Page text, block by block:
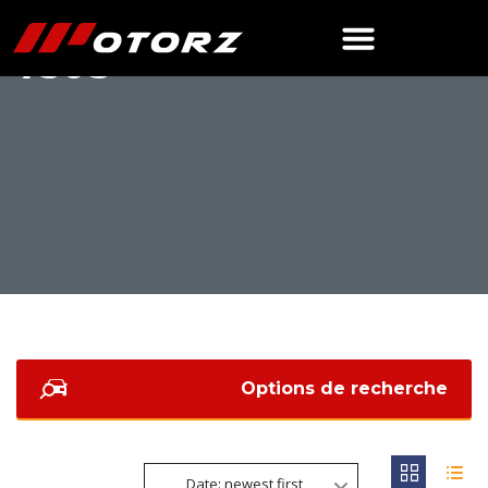
750S
Options de recherche
Date: newest first